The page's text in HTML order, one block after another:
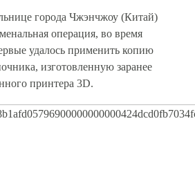
города Чжэнчжоу (Китай)
операция, во время
удалось применить копию
изготовленную заранее
принтера 3D.